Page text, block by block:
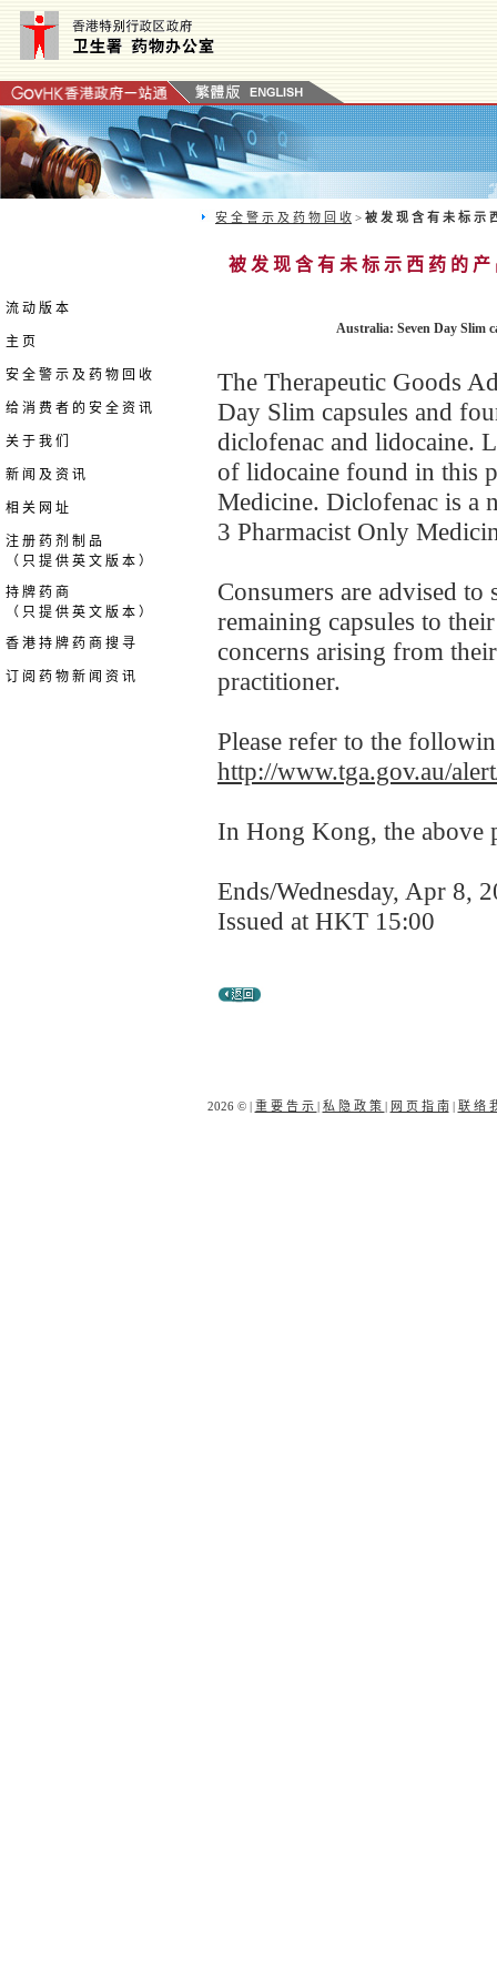
流 动 版 本
主 页
安 全 警 示 及 药 物 回 收
给 消 费 者 的 安 全 资 讯
关 于 我 们
新 闻 及 资 讯
相 关 网 址
注 册 药 剂 制 品
（ 只 提 供 英 文 版 本 ）
持 牌 药 商
（ 只 提 供 英 文 版 本 ）
香 港 持 牌 药 商 搜 寻
订 阅 药 物 新 闻 资 讯
安 全 警 示 及 药 物 回 收 > 被 发 现 含 有 未 标 示
被 发 现 含 有 未 标 示 西 药 的 产
Australia: Seven Day Slim
The Therapeutic Goods
Day Slim capsules and
diclofenac and lidocaine.
of lidocaine found in this
Medicine. Diclofenac is a
3 Pharmacist Only
Consumers are advised
remaining capsules to
concerns arising from
practitioner.
Please refer to the
http://www.tga.gov.au/
In Hong Kong, the above
Ends/Wednesday, Apr 8,
Issued at HKT 15:00
2026 © | 重 要 告 示 | 私 隐 政 策 | 网 页 指 南| 联 络